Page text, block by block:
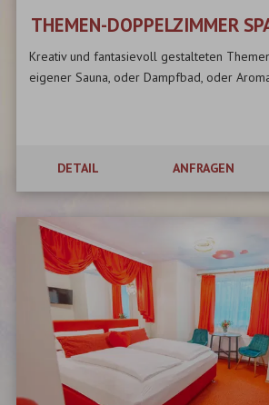
THEMEN-DOPPELZIMMER
Kreativ und fantasievoll gestalteten
eigener Sauna, oder Dampfbad, oder
DETAIL ANFRAGEN